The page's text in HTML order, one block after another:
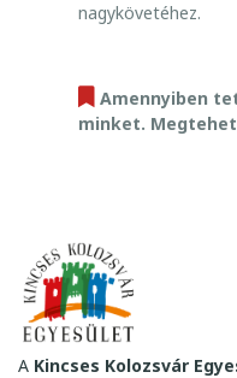
nagykövetéhez.
Amennyiben
minket.
A Kincses Kolozsvár